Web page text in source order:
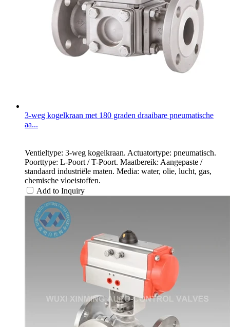
3-weg kogelkraan met 180 graden draaibare pneumatische
aa...
Ventieltype: 3-weg kogelkraan. Actuatortype: pneumatisch.
Poorttype: L-Poort / T-Poort. Maatbereik: Aangepaste /
standaard industriële maten. Media: water, olie, lucht, gas,
chemische vloeistoffen.
Add to Inquiry